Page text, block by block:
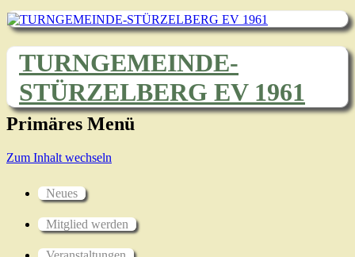
TURNGEMEINDE-
STÜRZELBERG EV 1961
Primäres Menü
Zum Inhalt wechseln
Neues
Mitglied werden